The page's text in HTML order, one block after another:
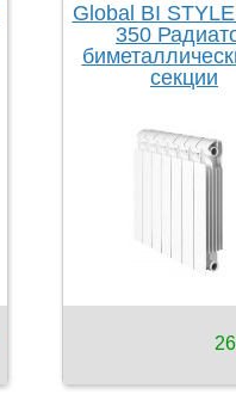
Global BI
350
секции